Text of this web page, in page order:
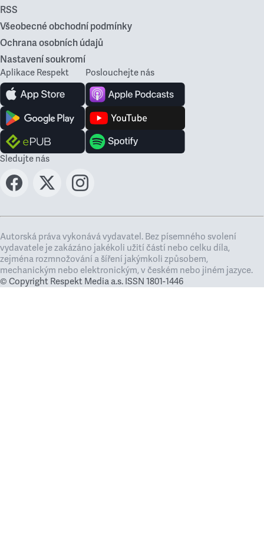
RSS
Všeobecné obchodní podmínky
Ochrana osobních údajů
Nastavení soukromí
Aplikace Respekt Poslouchejte nás
Sledujte nás
Autorská práva vykonává vydavatel. Bez písemného svolení
vydavatele je zakázáno jakékoli užití částí nebo celku díla,
zejména rozmnožování a šíření jakýmkoli způsobem,
mechanickým nebo elektronickým, v českém nebo jiném jazyce.
© Copyright Respekt Media a.s. ISSN 1801-1446